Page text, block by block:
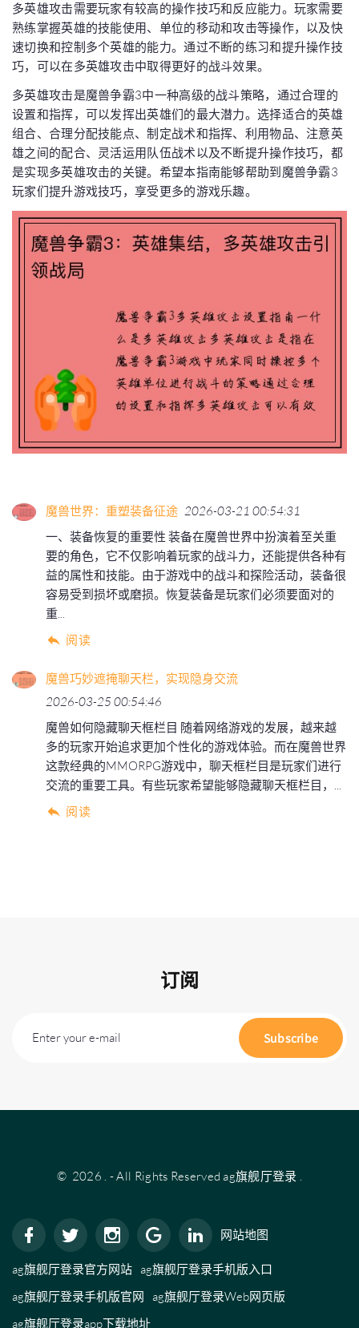
多英雄攻击需要玩家有较高的操作技巧和反应能力。玩家需要
熟练掌握英雄的技能使用、单位的移动和攻击等操作，以及快
速切换和控制多个英雄的能力。通过不断的练习和提升操作技
巧，可以在多英雄攻击中取得更好的战斗效果。
多英雄攻击是魔兽争霸3中一种高级的战斗策略，通过合理的
设置和指挥，可以发挥出英雄们的最大潜力。选择适合的英雄
组合、合理分配技能点、制定战术和指挥、利用物品、注意英
雄之间的配合、灵活运用队伍战术以及不断提升操作技巧，都
是实现多英雄攻击的关键。希望本指南能够帮助到魔兽争霸3
玩家们提升游戏技巧，享受更多的游戏乐趣。
魔兽世界：重塑装备征途 2026-03-21 00:54:31
一、装备恢复的重要性 装备在魔兽世界中扮演着至关重
要的角色，它不仅影响着玩家的战斗力，还能提供各种有
益的属性和技能。由于游戏中的战斗和探险活动，装备很
容易受到损坏或磨损。恢复装备是玩家们必须要面对的
重...
阅读
魔兽巧妙遮掩聊天栏，实现隐身交流
2026-03-25 00:54:46
魔兽如何隐藏聊天框栏目 随着网络游戏的发展，越来越
多的玩家开始追求更加个性化的游戏体验。而在魔兽世界
这款经典的MMORPG游戏中，聊天框栏目是玩家们进行
交流的重要工具。有些玩家希望能够隐藏聊天框栏目，...
阅读
订阅
Enter your e-mail Subscribe
© 2026 . - All Rights Reservedag旗舰厅登录 .
网站地图
ag旗舰厅登录官方网站 ag旗舰厅登录手机版入口
ag旗舰厅登录手机版官网
ag旗舰厅登录Web网页版
ag旗舰厅登录app下载地址